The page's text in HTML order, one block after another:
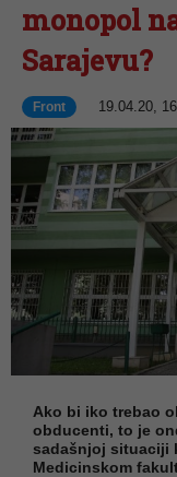
monopol
Sarajevu?
Front 19.04.20,
Ako bi iko trebao
obducenti, to je
sadašnjoj situaciji
Medicinskom